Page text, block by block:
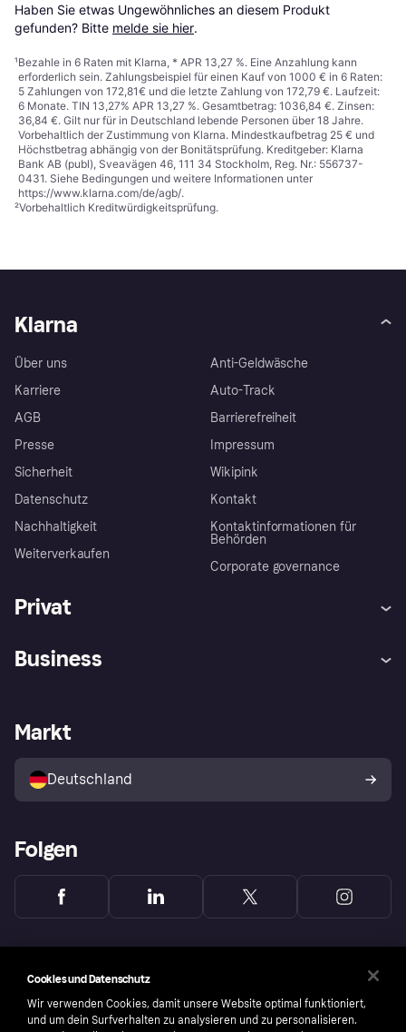
Haben Sie etwas Ungewöhnliches an diesem Produkt
gefunden? Bitte melde sie hier.
¹Bezahle in 6 Raten mit Klarna, * APR 13,27 %. Eine Anzahlung kann
erforderlich sein. Zahlungsbeispiel für einen Kauf von 1000 € in 6 Raten:
5 Zahlungen von 172,81€ und die letzte Zahlung von 172,79 €. Laufzeit:
6 Monate. TIN 13,27% APR 13,27 %. Gesamtbetrag: 1036,84 €. Zinsen:
36,84 €. Gilt nur für in Deutschland lebende Personen über 18 Jahre.
Vorbehaltlich der Zustimmung von Klarna. Mindestkaufbetrag 25 € und
Höchstbetrag abhängig von der Bonitätsprüfung. Kreditgeber: Klarna
Bank AB (publ), Sveavägen 46, 111 34 Stockholm, Reg. Nr.: 556737-
0431. Siehe Bedingungen und weitere Informationen unter
https://www.klarna.com/de/agb/.
²Vorbehaltlich Kreditwürdigkeitsprüfung.
Klarna
Über uns
Karriere
AGB
Presse
Sicherheit
Datenschutz
Nachhaltigkeit
Weiterverkaufen
Anti-Geldwäsche
Auto-Track
Barrierefreiheit
Impressum
Wikipink
Kontakt
Kontaktinformationen für
Behörden
Corporate governance
Privat
Klarna App
Shops entdecken
Käuferschutzrichtlinie
Dein Widerrufsrecht
Business
Händlerportal
Markt
Deutschland
Folgen
Cookies und Datenschutz
Wir verwenden Cookies, damit unsere Website optimal funktioniert,
und um dein Surfverhalten zu analysieren und zu personalisieren.